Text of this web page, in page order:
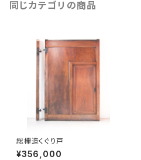
同じカテゴリの商品
総欅造くぐり戸
¥356,000